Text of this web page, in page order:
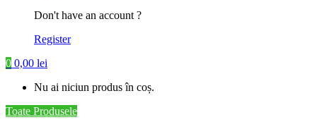
Don't have an account ?
Register
0 0,00 lei
Nu ai niciun produs în coș.
Toate Produsele